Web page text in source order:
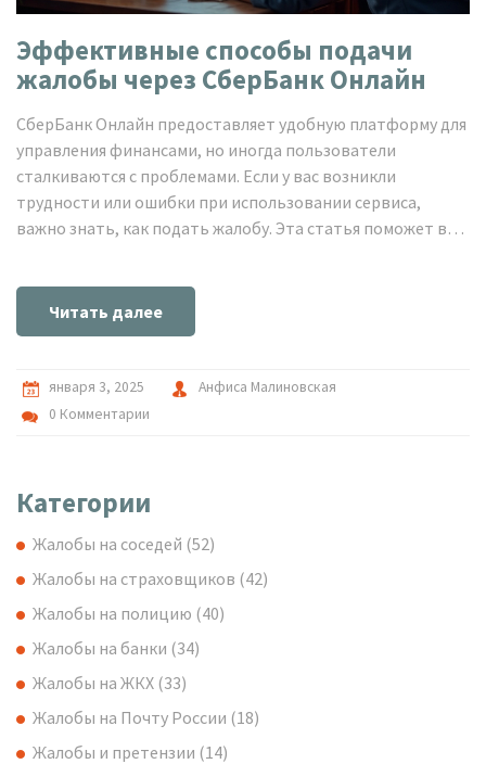
Эффективные способы подачи
жалобы через СберБанк Онлайн
СберБанк Онлайн предоставляет удобную платформу для
управления финансами, но иногда пользователи
сталкиваются с проблемами. Если у вас возникли
трудности или ошибки при использовании сервиса,
важно знать, как подать жалобу. Эта статья поможет вам
решение вашей проблемы.
Читать далее
января 3, 2025
Анфиса Малиновская
0 Комментарии
Категории
Жалобы на соседей (52)
Жалобы на страховщиков (42)
Жалобы на полицию (40)
Жалобы на банки (34)
Жалобы на ЖКХ (33)
Жалобы на Почту России (18)
Жалобы и претензии (14)